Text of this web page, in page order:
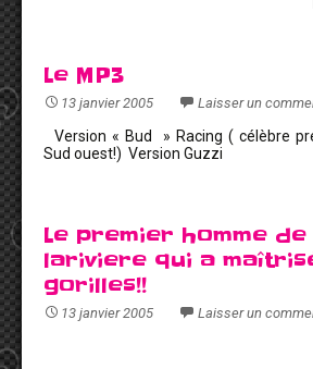
Le MP3
13 janvier 2005 Laisser un
Version « Bud » Racing ( célèbre
Sud ouest!) Version Guzzi
Le premier homme
lariviere qui a
gorilles!!
13 janvier 2005 Laisser un